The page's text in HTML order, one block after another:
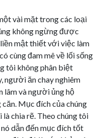
vài mặt trong các loại
không ngừng được
mật thiết với việc làm
cùng đam mê về lối sống
tôi không phân biệt
người ăn chay nghiêm
lâm và người ủng hộ
Mục đích của chúng
chia rẽ. Theo chúng tôi
dẫn đến mục đích tốt